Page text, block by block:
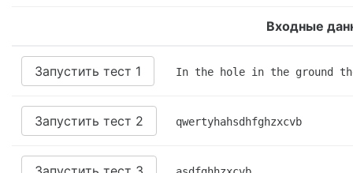
Входные
Запустить тест 1 In the hole in the ground
Запустить тест 2 qwertyhahsdhfghzxcvb